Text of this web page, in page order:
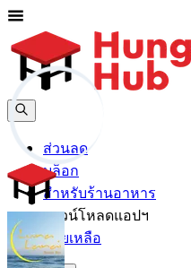
ส่วนลด
บล็อก
สำหรับร้านอาหาร
ดาวน์โหลดแอปฯ
ช่วยเหลือ